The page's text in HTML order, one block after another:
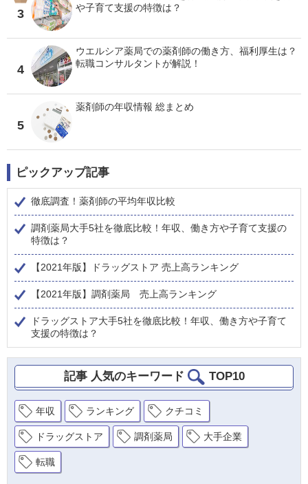
3
や子育て支援の特徴は？
4
ウエルシア薬局での薬剤師の働き方、福利厚生は？
転職コンサルタントが解説！
5
薬剤師の年収情報 総まとめ
ピックアップ記事
徹底調査！薬剤師の平均年収比較
調剤薬局大手5社を徹底比較！年収、働き方や子育て支援の
特徴は？
【2021年版】ドラッグストア 売上高ランキング
【2021年版】調剤薬局 売上高ランキング
ドラッグストア大手5社を徹底比較！年収、働き方や子育て
支援の特徴は？
記事 人気のキーワード TOP10
年収 ランキング クチコミ
ドラッグストア 調剤薬局 大手企業
転職